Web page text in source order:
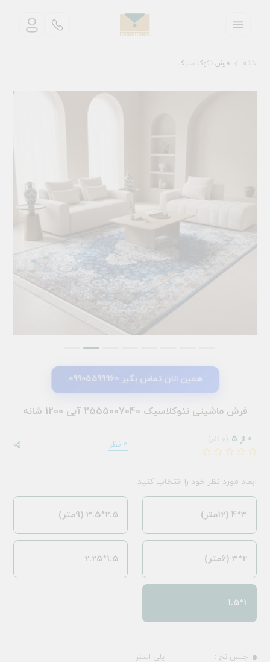
خانه فرش نئوکلاسیک
همین الان تماس بگیر 09905599960
فرش ماشینی نئوکلاسیک 2555007040 آبی 1200 شانه
0 از 5 0 نظر
جنس نخ :
پلی استر
ابعاد مورد نظر خود را انتخاب کنید :
3*4 (12متر) 2.5*3.5 (9متر)
2*3 (6متر) 1.5*2.25
1*1.5